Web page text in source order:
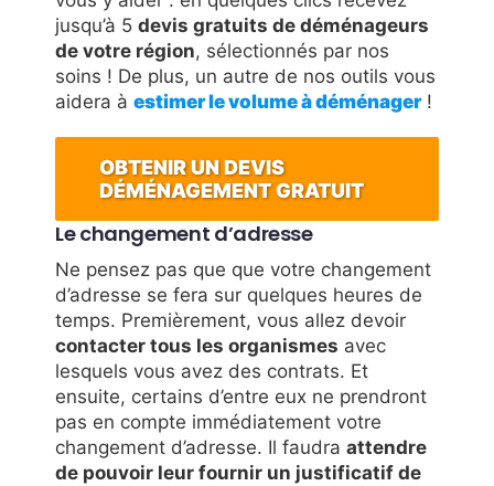
jusqu’à 5 devis gratuits de déménageurs
de votre région, sélectionnés par nos
soins ! De plus, un autre de nos outils vous
aidera à estimer le volume à déménager!
OBTENIR UN DEVIS
DÉMÉNAGEMENT GRATUIT
Le changement d’adresse
Ne pensez pas que que votre changement
d’adresse se fera sur quelques heures de
temps. Premièrement, vous allez devoir
contacter tous les organismes avec
lesquels vous avez des contrats. Et
ensuite, certains d’entre eux ne prendront
pas en compte immédiatement votre
changement d’adresse. Il faudra attendre
de pouvoir leur fournir un justificatif de